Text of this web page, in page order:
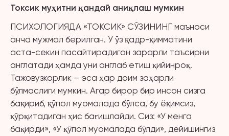
Токсик муҳитни қандай аниқлаш мумкин
ПСИХОЛОГИЯДА «ТОКСИК» СЎЗИНИНГ маъноси
анча мужмал берилган. У ўз қадр-қимматини
аста-секин пасайтирадиган зарарли таъсирни
англатади ҳамда уни англаб етиш қийинроқ.
Тажовузкорлик — эса ҳар доим заҳарли
бўлмаслиги мумкин. Агар бирор бир инсон сизга
бақириб, қўпол муомалада бўлса, бу ёқимсиз,
қўрқитадиган ҳис бағишлайди. Сиз: «У менга
бақирди», «У қўпол муомалада бўлди», дейишингиз